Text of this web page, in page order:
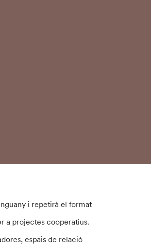
i repetirà el format
a projectes cooperatius.
espais de relació